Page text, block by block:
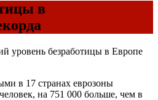
в
уровень безработицы в Европе
в 17 странах еврозоны
на 751 000 больше, чем в